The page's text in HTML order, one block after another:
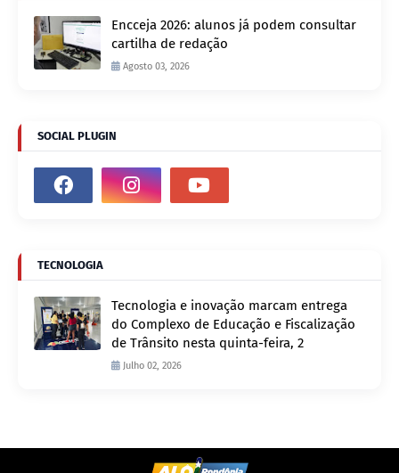
Encceja 2026: alunos já podem consultar
cartilha de redação
Agosto 03, 2026
SOCIAL PLUGIN
TECNOLOGIA
Tecnologia e inovação marcam entrega
do Complexo de Educação e Fiscalização
de Trânsito nesta quinta-feira, 2
Julho 02, 2026